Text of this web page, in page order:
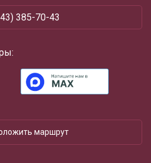
385-70-43
маршрут